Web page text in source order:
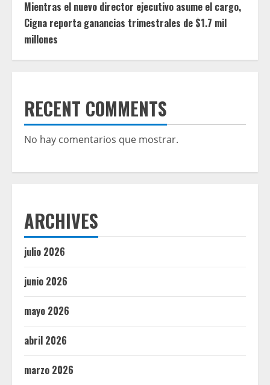
Mientras el nuevo director ejecutivo asume el cargo,
Cigna reporta ganancias trimestrales de $1.7 mil
millones
RECENT COMMENTS
No hay comentarios que mostrar.
ARCHIVES
julio 2026
junio 2026
mayo 2026
abril 2026
marzo 2026